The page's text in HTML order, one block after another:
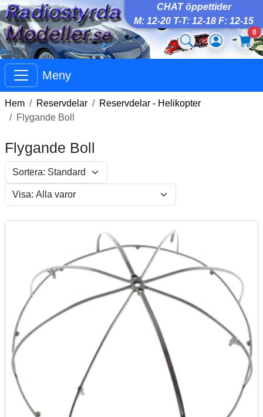
CHAT öppettider
M: 12-20 T-T: 12-18 F: 12-15
0
Meny
Hem Reservdelar
Reservdelar - Helikopter
Flygande Boll
Flygande Boll